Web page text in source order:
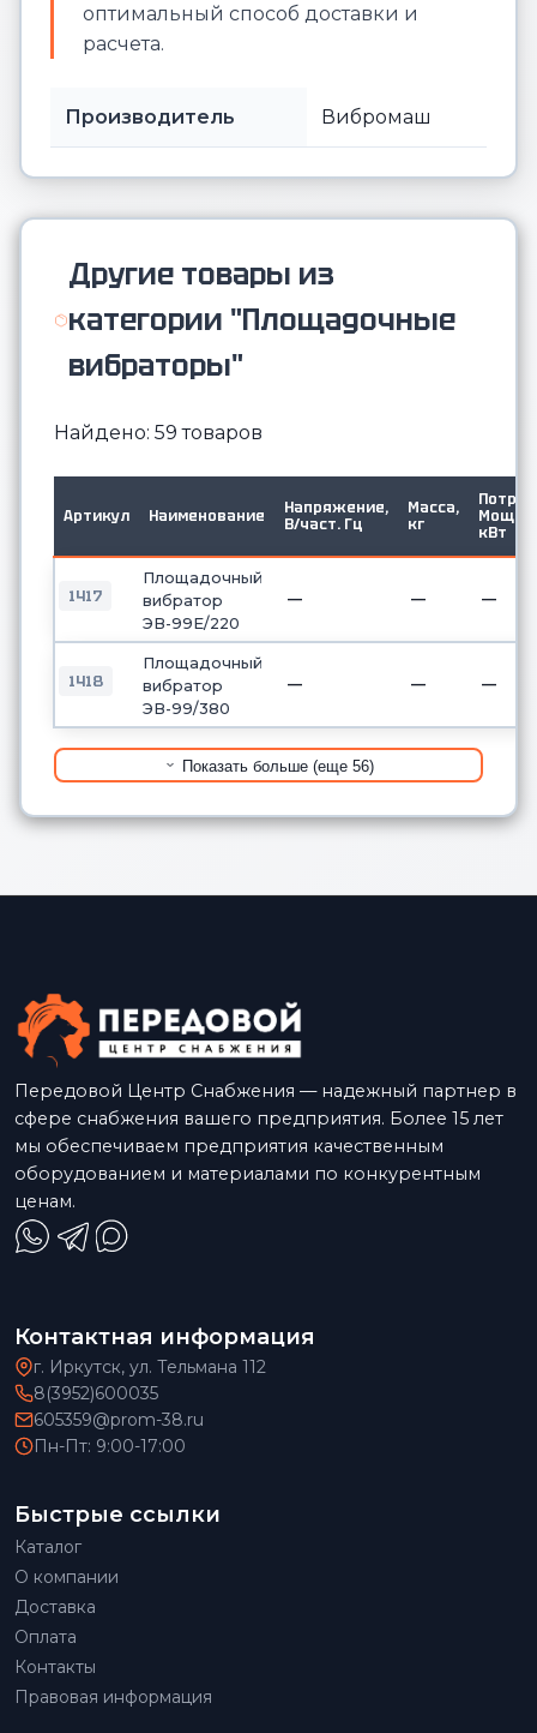
оптимальный способ доставки и
расчета.
Производитель Вибромаш
Другие товары из
категории "Площадочные
вибраторы"
Найдено: 59 товаров
Артикул Наименование
Напряжение,
В/част. Гц
Масса,
кг
Потр.
Мощ.
кВт
1417
Площадочный
вибратор
ЭВ-99Е/220
— — —
1418
Площадочный
вибратор
ЭВ-99/380
— — —
Показать больше (еще 56)
Передовой Центр Снабжения — надежный партнер в
сфере снабжения вашего предприятия. Более 15 лет
мы обеспечиваем предприятия качественным
оборудованием и материалами по конкурентным
ценам.
Контактная информация
г. Иркутск, ул. Тельмана 112
8(3952)600035
605359@prom-38.ru
Пн-Пт: 9:00-17:00
Быстрые ссылки
Каталог
О компании
Доставка
Оплата
Контакты
Правовая информация